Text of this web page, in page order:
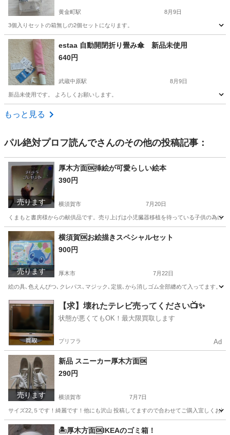
黄金町駅 8月9日
3個入りセットの箱無しの2個セットになります。
神奈川 横浜市 黄金町駅 家庭用品 セット
estaa 自動開閉折り畳み傘 新品未使用
640円
武蔵中原駅 8月9日
新品未使用です。 よろしくお願いします。
神奈川 川崎市
もっと見る
パル絶対プロフ読んでさんのその他の投稿記事：
売ります
厚木方面🆗挿絵が可愛らしい絵本
390円
横須賀市 7月20日
くまもと書房様からの献供品です。売り上げは小児臓器移植を待っている子供の為に使
神奈川 横須賀市 文芸 神奈川 文芸
売ります
横須賀🆗お絵描きスペシャルセット
900円
厚木市 7月22日
絵の具､色えんぴつ､クレパス､マジック､定規､から消しゴム全部纏めて入ってます。
神奈川 厚木市 その他 神奈川 横須賀市 その他
絵の具
【求】壊れたテレビ売ってください📺✨
状態が悪くてもOK！最大限買取します
プリフラ Ad
売ります
新品 スニーカー厚木方面🆗
290円
横須賀市 7月7日
サイズ22,５です！綺麗です！他にも沢山 投稿してますので合わせてご購入宜しくお願
神奈川 横須賀市 家電 神奈川 厚木市
🏝️厚木方面🆗IKEAのゴミ箱！